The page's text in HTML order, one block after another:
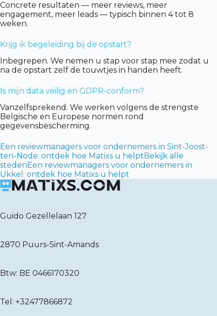
Concrete resultaten — meer reviews, meer
engagement, meer leads — typisch binnen 4 tot 8
weken.
Krijg ik begeleiding bij de opstart?
Inbegrepen. We nemen u stap voor stap mee zodat u
na de opstart zelf de touwtjes in handen heeft.
Is mijn data veilig en GDPR-conform?
Vanzelfsprekend. We werken volgens de strengste
Belgische en Europese normen rond
gegevensbescherming.
Een reviewmanagers voor ondernemers in Sint-Joost-
ten-Node: ontdek hoe Matixs u helptBekijk alle
stedenEen reviewmanagers voor ondernemers in
Ukkel: ontdek hoe Matixs u helpt
Guido Gezellelaan 127
2870 Puurs-Sint-Amands
Btw: BE 0466170320
Tel: +32477866872